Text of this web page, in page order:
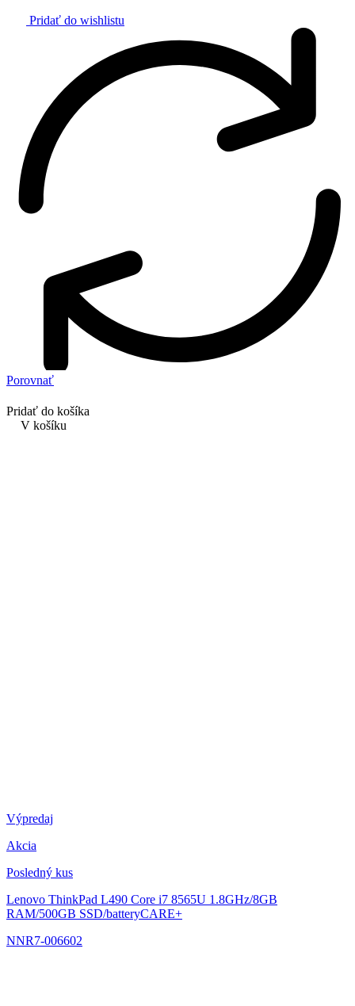
Pridať do wishlistu
Porovnať
Pridať do košíka
V košíku
Výpredaj
Akcia
Posledný kus
Lenovo ThinkPad L490 Core i7 8565U 1.8GHz/8GB
RAM/500GB SSD/batteryCARE+
NNR7-006602